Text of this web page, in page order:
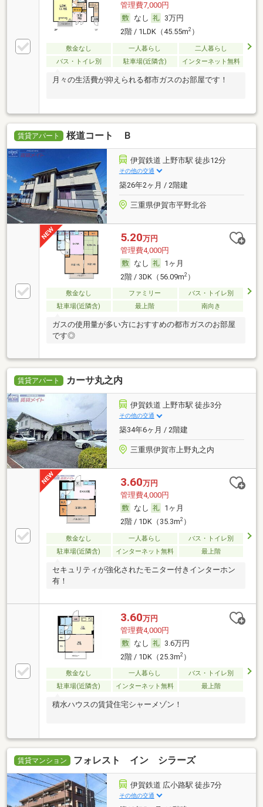
管理費7,000円
なし
3万円
2階 / 1LDK（45.55m2）
敷金なし 一人暮らし
二人暮らし
バス・トイレ別
駐車場(近隣含) インターネット無料
月々の生活費が抑えられる都市ガスのお部屋です！
賃貸アパート 桜道コート Ｂ
伊賀鉄道 上野市駅 徒歩12分
その他の交通
築26年2ヶ月 / 2階建
三重県伊賀市平野北谷
5.20万円
管理費4,000円
なし
1ヶ月
2階 / 3DK（56.09m2）
敷金なし ファミリー
バス・トイレ別
駐車場(近隣含)
最上階 南向き
ガスの使用量が多い方におすすめの都市ガスのお部屋
です◎
賃貸アパート カーサ丸之内
伊賀鉄道 上野市駅 徒歩3分
その他の交通
築34年6ヶ月 / 2階建
三重県伊賀市上野丸之内
3.60万円
管理費4,000円
なし
1ヶ月
2階 / 1DK（35.3m2）
敷金なし 一人暮らし
バス・トイレ別
駐車場(近隣含)
インターネット無料 最上階
セキュリティが強化されたモニター付きインターホン
有！
3.60万円
管理費4,000円
なし
3.6万円
2階 / 1DK（25.3m2）
敷金なし 一人暮らし
バス・トイレ別
駐車場(近隣含)
インターネット無料 最上階
積水ハウスの賃貸住宅シャーメゾン！
賃貸マンション フォレスト イン シラーズ
伊賀鉄道 広小路駅 徒歩7分
その他の交通